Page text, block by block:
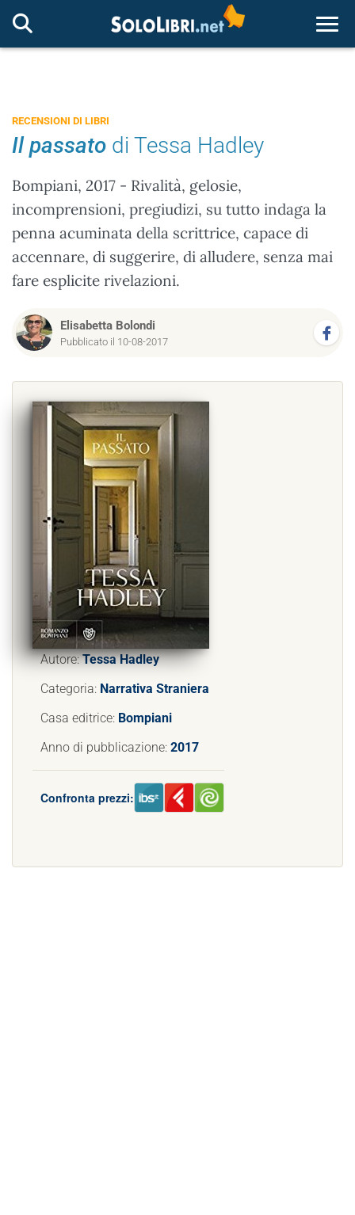
RECENSIONI DI LIBRI
Il passato di Tessa Hadley
Bompiani, 2017 - Rivalità, gelosie,
incomprensioni, pregiudizi, su tutto indaga la
penna acuminata della scrittrice, capace di
accennare, di suggerire, di alludere, senza mai
fare esplicite rivelazioni.
Elisabetta Bolondi
Pubblicato il 10-08-2017
Autore:Tessa Hadley
Categoria: Narrativa Straniera
Casa editrice: Bompiani
Anno di pubblicazione: 2017
Confronta prezzi: